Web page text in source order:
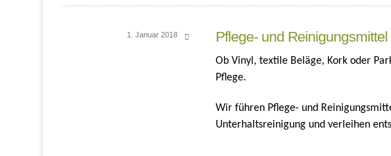
1. Januar 2018 Pflege- und Reinigungsmittel
Ob Vinyl, textile Beläge, Kork oder
Pflege.
Wir führen Pflege- und
Unterhaltsreinigung und verleihen